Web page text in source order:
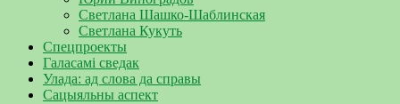
Светлана Шашко-Шаблинская
Светлана Кукуть
Спецпроекты
Галасамі сведак
Улада: ад слова да справы
Сацыяльны аспект